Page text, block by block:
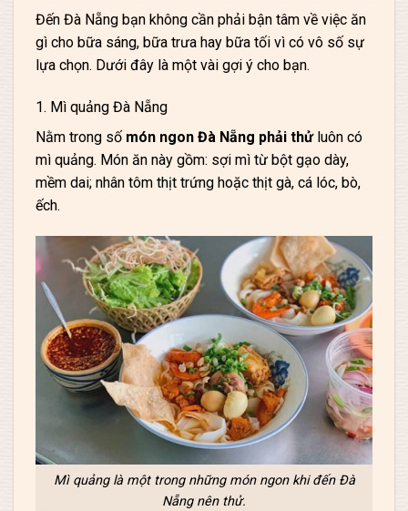
Đến Đà Nẵng bạn không cần phải bận tâm về việc ăn
gì cho bữa sáng, bữa trưa hay bữa tối vì có vô số sự
lựa chọn. Dưới đây là một vài gợi ý cho bạn.
1. Mì quảng Đà Nẵng
Nằm trong số món ngon Đà Nẵng phải thử luôn có
mì quảng. Món ăn này gồm: sợi mì từ bột gạo dày,
mềm dai; nhân tôm thịt trứng hoặc thịt gà, cá lóc, bò,
ếch.
Mì quảng là một trong những món ngon khi đến Đà
Nẵng nên thử.